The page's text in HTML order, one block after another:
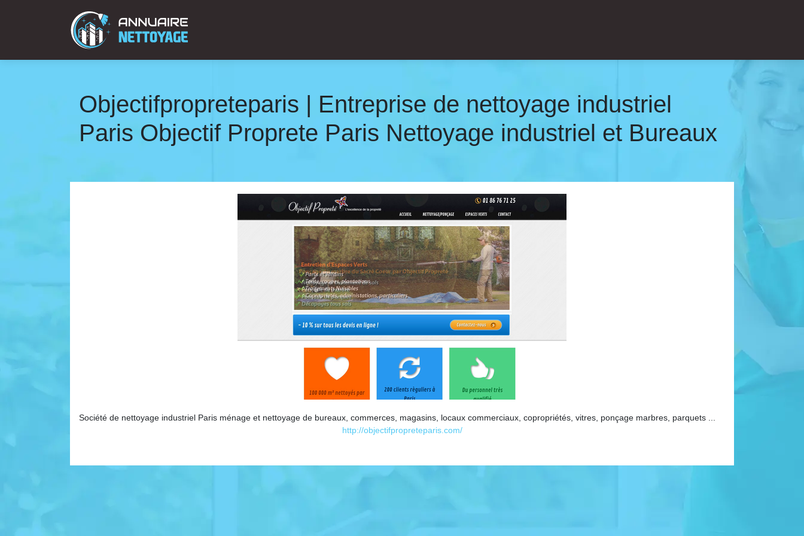
Ob­jectifprop­retepa­ris | Entreprise de nettoyage industriel
Paris Objectif Proprete Paris Nettoyage industriel et Bureaux
Société de nettoyage industriel Paris ménage et nettoyage de bureaux, commerces, magasins, locaux commerciaux, copropriétés, vitres, ponçage marbres, parquets ...
http://objectifpropreteparis.com/